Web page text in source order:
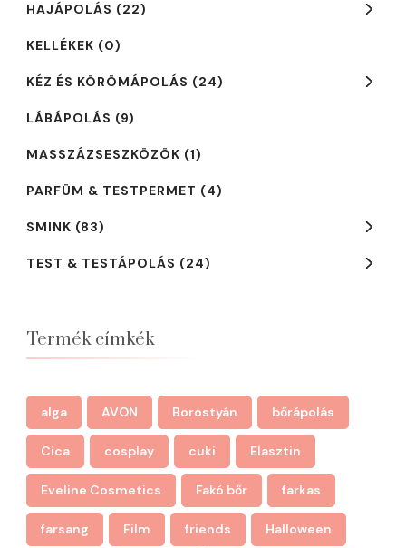
HAJÁPOLÁS (22)
KELLÉKEK (0)
KÉZ ÉS KÖRÖMÁPOLÁS (24)
LÁBÁPOLÁS (9)
MASSZÁZSESZKÖZÖK (1)
PARFÜM & TESTPERMET (4)
SMINK (83)
TEST & TESTÁPOLÁS (24)
Termék címkék
alga AVON Borostyán bőrápolás
Cica cosplay cuki Elasztin
Eveline Cosmetics Fakó bőr farkas
farsang Film friends Halloween